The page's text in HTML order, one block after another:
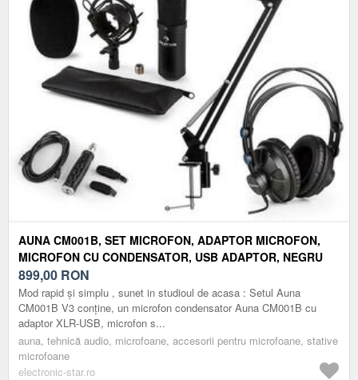
AUNA CM001B, SET MICROFON, ADAPTOR MICROFON,
MICROFON CU CONDENSATOR, USB ADAPTOR, NEGRU
899,00 RON
Mod rapid și simplu , sunet in studioul de acasa : Setul Auna
CM001B V3 conține, un microfon condensator Auna CM001B cu
adaptor XLR-USB, microfon s...
auna, tehnică audio, microfoane, accesorii pentru microfoane, stative
microfoane
electronic-star.ro